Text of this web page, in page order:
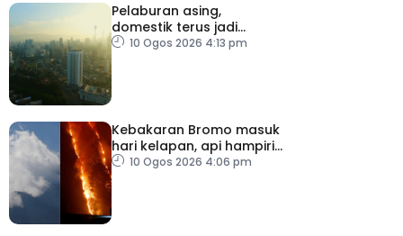
Pelaburan asing,
domestik terus jadi
pemangkin pertumbuhan
10 Ogos 2026 4:13 pm
Kebakaran Bromo masuk
hari kelapan, api hampiri
penempatan penduduk
10 Ogos 2026 4:06 pm